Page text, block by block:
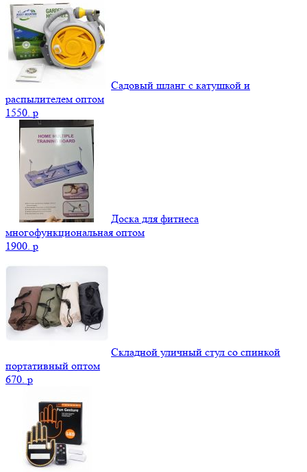
Садовый шланг с катушкой и
распылителем оптом
1550. p
Доска для фитнеса
многофункциональная оптом
1900. p
Складной уличный стул со спинкой
портативный оптом
670. p